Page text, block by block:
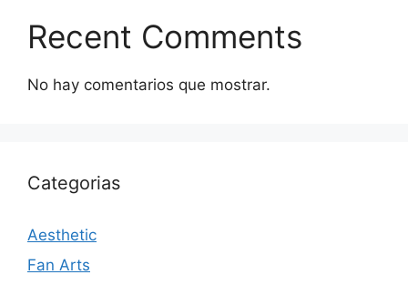
Recent Comments
No hay comentarios que mostrar.
Categorias
Aesthetic
Fan Arts